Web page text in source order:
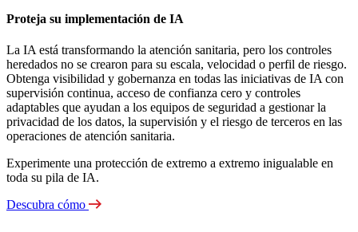
Proteja su implementación de IA
La IA está transformando la atención sanitaria, pero los controles
heredados no se crearon para su escala, velocidad o perfil de riesgo.
Obtenga visibilidad y gobernanza en todas las iniciativas de IA con
supervisión continua, acceso de confianza cero y controles
adaptables que ayudan a los equipos de seguridad a gestionar la
privacidad de los datos, la supervisión y el riesgo de terceros en las
operaciones de atención sanitaria.
Experimente una protección de extremo a extremo inigualable en
toda su pila de IA.
Descubra cómo